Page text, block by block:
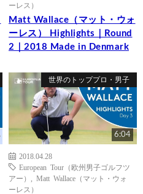
ーレス）
Matt Wallace（マット・ウォ
ーレス） Highlights｜Round
2｜2018 Made in Denmark
世界のトッププロ・男子
6:04
2018.04.28
European Tour（欧州男子ゴルフツ
アー）
Matt Wallace（マット・ウォ
ーレス）